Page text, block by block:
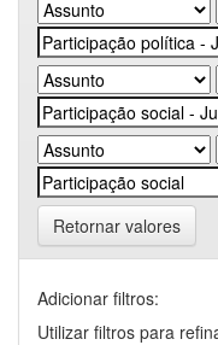
Retornar valores
Adicionar filtros:
Utilizar filtros para